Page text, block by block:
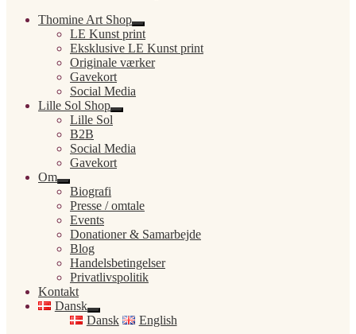
Thomine Art Shop
Udfold
undermenu
LE Kunst print
Eksklusive LE Kunst print
Originale værker
Gavekort
Social Media
Lille Sol Shop
Udfold
Lille Sol
B2B
Social Media
Gavekort
Om
Udfold
undermenu
Biografi
Presse / omtale
Events
Donationer & Samarbejde
Blog
Handelsbetingelser
Privatlivspolitik
Kontakt
Dansk
Udfold
undermenu
Dansk
English